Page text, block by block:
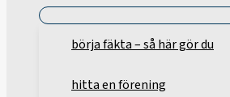
börja fäkta – så här gör du
hitta en förening